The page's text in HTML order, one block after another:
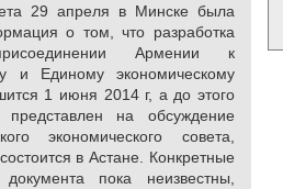
29 апреля в Минске была
о том, что разработка
Армении к
и Единому экономическому
1 июня 2014 г, а до этого
на обсуждение
экономического совета,
в Астане. Конкретные
пока неизвестны,